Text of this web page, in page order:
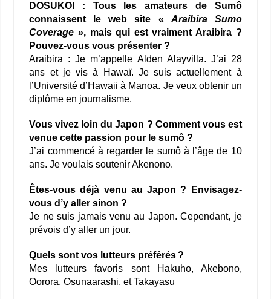
DOSUKOI : Tous les amateurs de Sumô
connaissent le web site « Araibira Sumo
Coverage », mais qui est vraiment Araibira ?
Pouvez-vous vous présenter ?
Araibira : Je m’appelle Alden Alayvilla. J’ai 28
ans et je vis à Hawaï. Je suis actuellement à
l’Université d’Hawaii à Manoa. Je veux obtenir un
diplôme en journalisme.
Vous vivez loin du Japon ? Comment vous est
venue cette passion pour le sumô ?
J’ai commencé à regarder le sumô à l’âge de 10
ans. Je voulais soutenir Akenono.
Êtes-vous déjà venu au Japon ? Envisagez-
vous d’y aller sinon ?
Je ne suis jamais venu au Japon. Cependant, je
prévois d’y aller un jour.
Quels sont vos lutteurs préférés ?
Mes lutteurs favoris sont Hakuho, Akebono,
Oorora, Osunaarashi, et Takayasu